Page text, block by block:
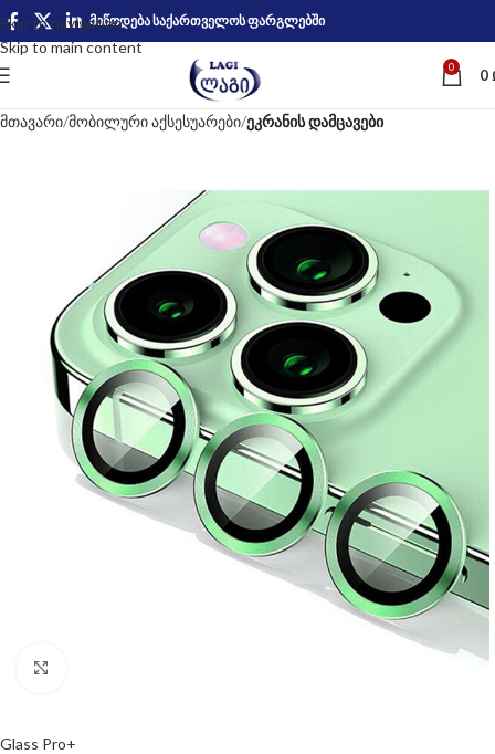
Skip to navigation
Skip to main content
მიწოდება საქართველოს ფარგლებში
0 0
მთავარი მობილური აქსესუარები ეკრანის დამცავები
Glass Pro+